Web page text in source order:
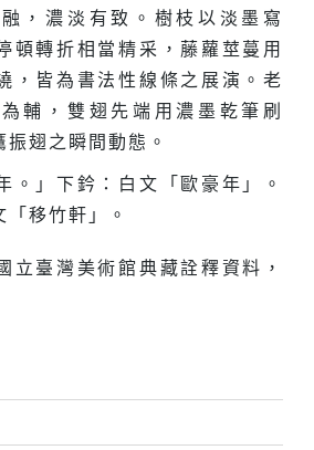
，濃淡有致。樹枝以淡墨寫
頓轉折相當精采，藤蘿莖蔓用
，皆為書法性線條之展演。老
輔，雙翅先端用濃墨乾筆刷
翅之瞬間動態。
。」下鈐：白文「歐豪年」。
移竹軒」。
立臺灣美術館典藏詮釋資料，